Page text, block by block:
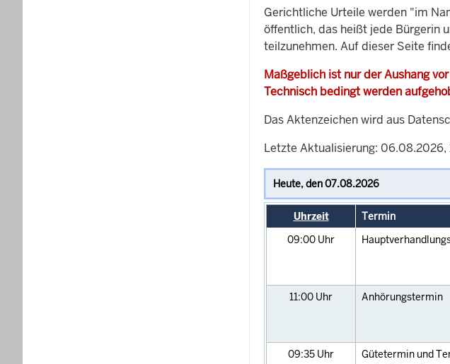
Gerichtliche Urteile werden "im
öffentlich, das heißt jede Bürgerin
teilzunehmen. Auf dieser Seite
Maßgeblich ist nur der Aushang
Technisch bedingt werden
Das Aktenzeichen wird aus
Letzte Aktualisierung: 06.08.2026,
Uhrzeit Termin
09:00 Uhr
11:00 Uhr Anhörungstermin
09:35 Uhr
Gütetermin und